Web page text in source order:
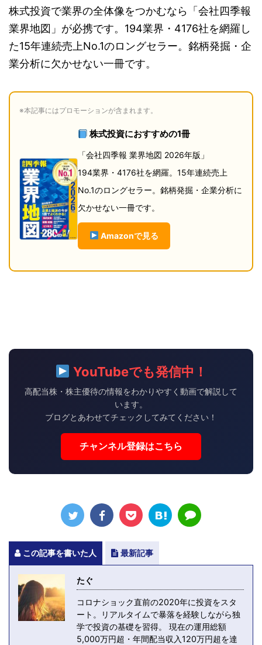
株式投資で業界の全体像をつかむなら「会社四季報
業界地図」が必携です。194業界・4176社を網羅し
た15年連続売上No.1のロングセラー。銘柄発掘・企
業分析に欠かせない一冊です。
※本記事にはプロモーションが含まれます。
株式投資におすすめの1冊
「会社四季報 業界地図 2026年版」
194業界・4176社を網羅。15年連続売上
No.1のロングセラー。銘柄発掘・企業分析に
欠かせない一冊です。
Amazonで見る
YouTubeでも発信中！
高配当株・株主優待の情報をわかりやすく動画で解説して
います。
ブログとあわせてチェックしてみてください！
チャンネル登録はこちら
この記事を書いた人 最新記事
たぐ
コロナショック直前の2020年に投資をスタ
ート。リアルタイムで暴落を経験しながら独
学で投資の基礎を習得。 現在の運用総額
5,000万円超・年間配当収入120万円超を達